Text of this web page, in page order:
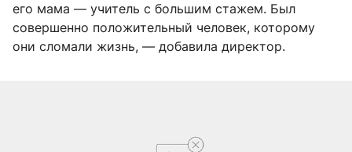
его мама — учитель с большим стажем. Был
совершенно положительный человек, которому
они сломали жизнь, — добавила директор.